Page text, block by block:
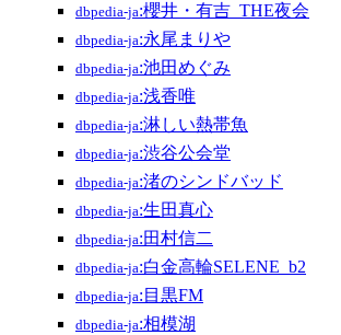
dbpedia-ja:櫻井・有吉_THE夜会
dbpedia-ja:永尾まりや
dbpedia-ja:池田めぐみ
dbpedia-ja:浅香唯
dbpedia-ja:淋しい熱帯魚
dbpedia-ja:渋谷公会堂
dbpedia-ja:渚のシンドバッド
dbpedia-ja:生田真心
dbpedia-ja:田村信二
dbpedia-ja:白金高輪SELENE_b2
dbpedia-ja:目黒FM
dbpedia-ja:相模湖